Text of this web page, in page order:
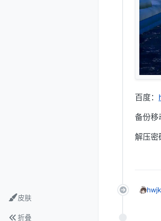
皮肤
折叠
百度：
备份移
解压密